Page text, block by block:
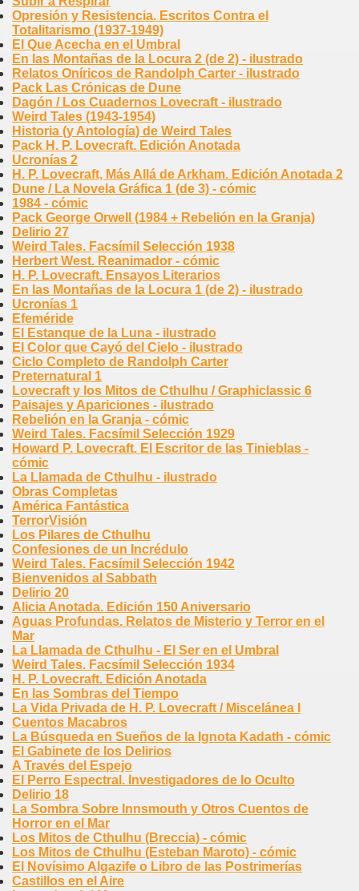
Opresión y Resistencia. Escritos Contra el
Totalitarismo (1937-1949)
El Que Acecha en el Umbral
En las Montañas de la Locura 2 (de 2) - ilustrado
Relatos Oníricos de Randolph Carter - ilustrado
Pack Las Crónicas de Dune
Dagón / Los Cuadernos Lovecraft - ilustrado
Weird Tales (1943-1954)
Historia (y Antología) de Weird Tales
Pack H. P. Lovecraft. Edición Anotada
Ucronías 2
H. P. Lovecraft, Más Allá de Arkham. Edición Anotada 2
Dune / La Novela Gráfica 1 (de 3) - cómic
1984 - cómic
Pack George Orwell (1984 + Rebelión en la Granja)
Delirio 27
Weird Tales. Facsímil Selección 1938
Herbert West. Reanimador - cómic
H. P. Lovecraft. Ensayos Literarios
En las Montañas de la Locura 1 (de 2) - ilustrado
Ucronías 1
Efeméride
El Estanque de la Luna - ilustrado
El Color que Cayó del Cielo - ilustrado
Ciclo Completo de Randolph Carter
Preternatural 1
Lovecraft y los Mitos de Cthulhu / Graphiclassic 6
Paisajes y Apariciones - ilustrado
Rebelión en la Granja - cómic
Weird Tales. Facsímil Selección 1929
Howard P. Lovecraft. El Escritor de las Tinieblas -
cómic
La Llamada de Cthulhu - ilustrado
Obras Completas
América Fantástica
TerrorVisión
Los Pilares de Cthulhu
Confesiones de un Incrédulo
Weird Tales. Facsímil Selección 1942
Bienvenidos al Sabbath
Delirio 20
Alicia Anotada. Edición 150 Aniversario
Aguas Profundas. Relatos de Misterio y Terror en el
Mar
La Llamada de Cthulhu - El Ser en el Umbral
Weird Tales. Facsímil Selección 1934
H. P. Lovecraft. Edición Anotada
En las Sombras del Tiempo
La Vida Privada de H. P. Lovecraft / Miscelánea I
Cuentos Macabros
La Búsqueda en Sueños de la Ignota Kadath - cómic
El Gabinete de los Delirios
A Través del Espejo
El Perro Espectral. Investigadores de lo Oculto
Delirio 18
La Sombra Sobre Innsmouth y Otros Cuentos de
Horror en el Mar
Los Mitos de Cthulhu (Breccia) - cómic
Los Mitos de Cthulhu (Esteban Maroto) - cómic
El Novísimo Algazife o Libro de las Postrimerías
Castillos en el Aire